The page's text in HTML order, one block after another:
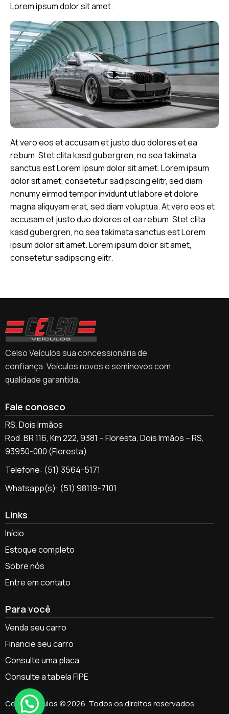
Lorem ipsum dolor sit amet.
At vero eos et accusam et justo duo dolores et ea
rebum. Stet clita kasd gubergren, no sea takimata
sanctus est Lorem ipsum dolor sit amet. Lorem ipsum
dolor sit amet, consetetur sadipscing elitr, sed diam
nonumy eirmod tempor invidunt ut labore et dolore
magna aliquyam erat, sed diam voluptua. At vero eos et
accusam et justo duo dolores et ea rebum. Stet clita
kasd gubergren, no sea takimata sanctus est Lorem
ipsum dolor sit amet. Lorem ipsum dolor sit amet,
consetetur sadipscing elitr.
Celso Veículos sua concessionária de
confiança. Veículos novos e seminovos com
qualidade garantida.
Fale conosco
RS, Dois Irmãos
Rod. BR 116, Km 222, 9381 – Floresta, Dois Irmãos – RS,
93950-000 (Floresta)
Telefone: (51) 3564-5171
Whatsapp(s): (51) 98119-7101
Links
Início
Estoque completo
Sobre nós
Entre em contato
Para você
Venda seu carro
Financie seu carro
Consulte uma placa
Consulte a tabela FIPE
Celso Veículos © 2026. Todos os direitos reservados